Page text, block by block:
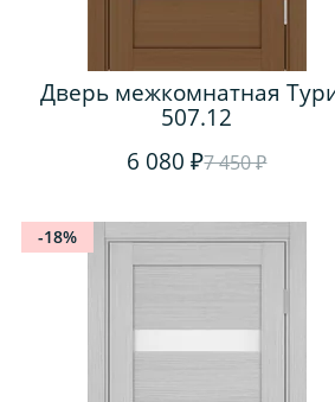
Дверь межкомнатная
507.12
6 080 ₽7 450 ₽
-18%